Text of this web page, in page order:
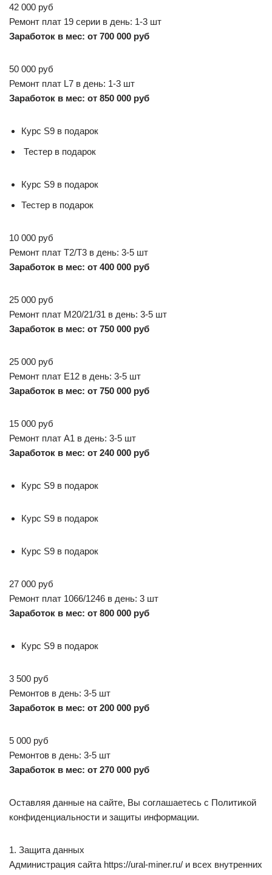
42 000 руб
Ремонт плат 19 серии в день: 1-3 шт
Заработок в мес: от 700 000 руб
50 000 руб
Ремонт плат L7 в день: 1-3 шт
Заработок в мес: от 850 000 руб
Курс S9 в подарок
Тестер в подарок
Курс S9 в подарок
Тестер в подарок
10 000 руб
Ремонт плат T2/T3 в день: 3-5 шт
Заработок в мес: от 400 000 руб
25 000 руб
Ремонт плат M20/21/31 в день: 3-5 шт
Заработок в мес: от 750 000 руб
25 000 руб
Ремонт плат E12 в день: 3-5 шт
Заработок в мес: от 750 000 руб
15 000 руб
Ремонт плат A1 в день: 3-5 шт
Заработок в мес: от 240 000 руб
Курс S9 в подарок
Курс S9 в подарок
Курс S9 в подарок
27 000 руб
Ремонт плат 1066/1246 в день: 3 шт
Заработок в мес: от 800 000 руб
Курс S9 в подарок
3 500 руб
Ремонтов в день: 3-5 шт
Заработок в мес: от 200 000 руб
5 000 руб
Ремонтов в день: 3-5 шт
Заработок в мес: от 270 000 руб
Оставляя данные на сайте, Вы соглашаетесь с Политикой
конфиденциальности и защиты информации.
1. Защита данных
Администрация сайта https://ural-miner.ru/ и всех внутренних